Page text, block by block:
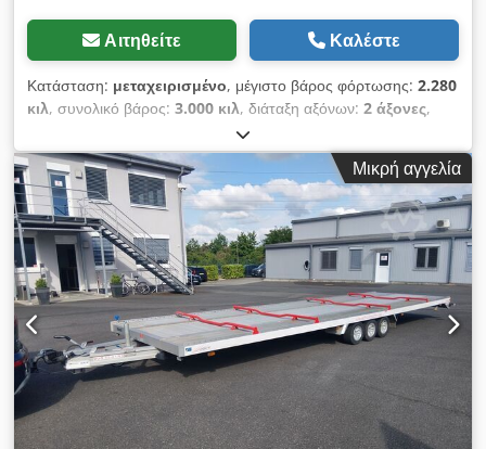
Αιτηθείτε Καλέστε
Κατάσταση: μεταχειρισμένο, μέγιστο βάρος φόρτωσης: 2.280
κιλ, συνολικό βάρος: 3.000 κιλ, διάταξη αξόνων: 2 άξονες,
, μήκος χώρου φόρτωσης:
χιλ., συνολικό πλάτος:2.090 χιλ., Έτος κατασκευής:2026,
Αυτομεταφορέας σε εκτέλεση ανατρεπόμενου υπερφορτωτή
Πακέτο άνεσης - Έκδοση για 100 km/h - κλειστό δάπεδο
αλουμινίου - εφεδρικός τροχός με βάση - πλήρης σύστημα
συγκράτησης τροχών Πλαίσιο χαμηλού δαπέδου: άξονες
συνεχούς ροής χωρίς συντήρηση με ενισχυμένα μακρυά
έδρανα, γαλβανισμένοι εν θερμώ Φρένα: 4-τροχοί φρένα
βαρύτητας με πλήρως αυτόματο σύστημα οπισθοδρόμησης
και χειρόφρενο Ανάρτηση: Προοδευτική ανεξάρτητη ανάρτηση
τροχών με αποσβεστήρες κραδασμών - εξαιρετικά οδικά
χαρακτηριστικά ακόμα και υπό ακραίες φορτίσεις, 4
αποσβεστήρες κραδασμών Octagon και έκδοση 100 km/h
Chodpfx Aiezq Iprekoa Ρουλεμάν τροχού: Διπλής σειράς,
Μικρή αγγελία